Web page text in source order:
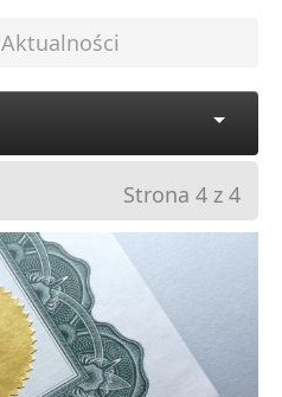
Aktualności
Strona 4 z 4